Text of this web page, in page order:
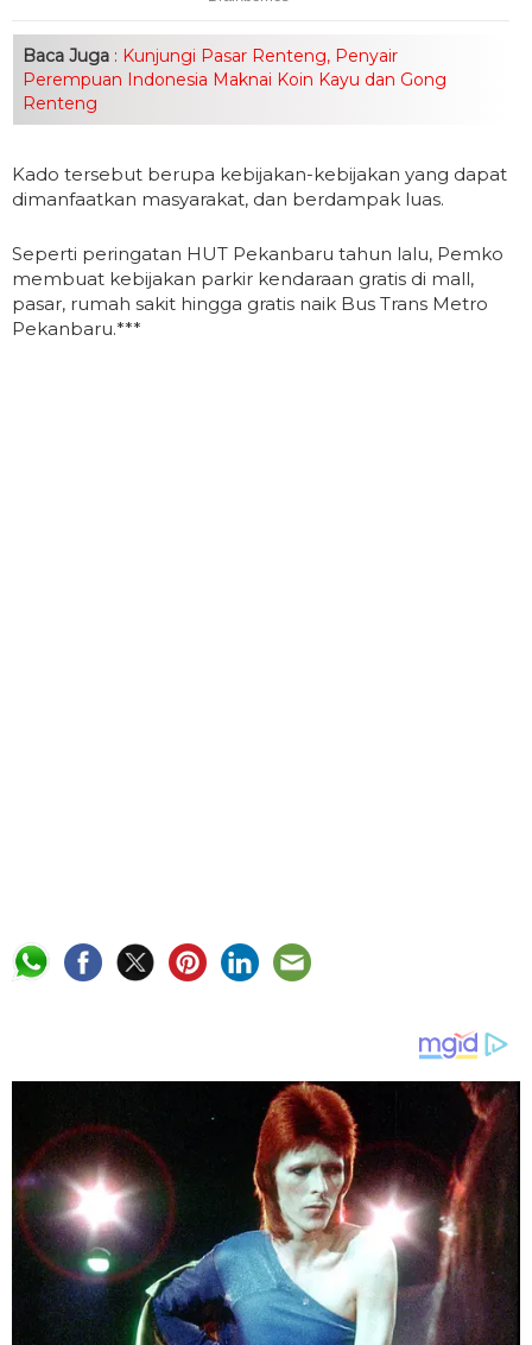
Baca Juga : Kunjungi Pasar Renteng, Penyair
Perempuan Indonesia Maknai Koin Kayu dan Gong
Renteng
Kado tersebut berupa kebijakan-kebijakan yang dapat
dimanfaatkan masyarakat, dan berdampak luas.
Seperti peringatan HUT Pekanbaru tahun lalu, Pemko
membuat kebijakan parkir kendaraan gratis di mall,
pasar, rumah sakit hingga gratis naik Bus Trans Metro
Pekanbaru.***